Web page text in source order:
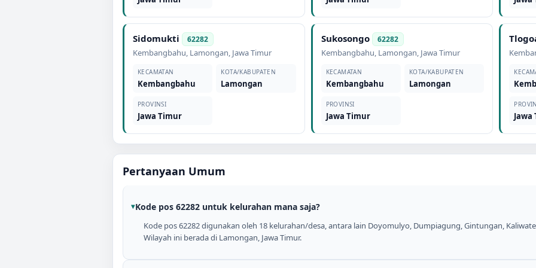
Sidomukti 62282
Kembangbahu, Lamongan, Jawa Timur
KECAMATAN
Kembangbahu
KOTA/KABUPATEN
Lamongan
PROVINSI
Jawa Timur
Sukosongo 62282
Kembangbahu, Lamongan, Jawa Timur
KECAMATAN
Kembangbahu
KOTA/KABUPATEN
Lamongan
PROVINSI
Jawa Timur
Pertanyaan Umum
Kode pos 62282 untuk kelurahan mana saja?
Kode pos 62282 digunakan oleh 18 kelurahan/desa, antara lain Doyomulyo, Dumpiagung, Gintungan,
Wilayah ini berada di Lamongan, Jawa Timur.